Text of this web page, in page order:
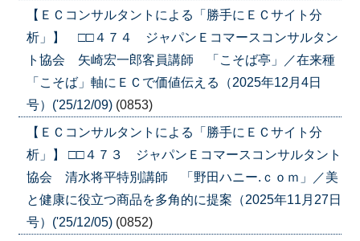
【ＥＣコンサルタントによる「勝手にＥＣサイト分
析」】 □□４７４ ジャパンＥコマースコンサルタン
ト協会 矢崎宏一郎客員講師 「こそば亭」／在来種
「こそば」軸にＥＣで価値伝える（2025年12月4日
号）('25/12/09) (0853)
【ＥＣコンサルタントによる「勝手にＥＣサイト分
析」】 □□４７３ ジャパンＥコマースコンサルタント
協会 清水将平特別講師 「野田ハニー.ｃｏｍ」／美
と健康に役立つ商品を多角的に提案（2025年11月27日
号）('25/12/05) (0852)